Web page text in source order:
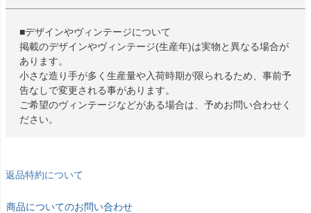
■デザインやヴィンテージについて
掲載のデザインやヴィンテージ(生産年)は実物と異なる場合が
あります。
小さな造り手が多く生産量や入荷時期が限られるため、事前予
告なしで変更される事があります。
ご希望のヴィンテージなどがある場合は、予めお問い合わせく
ださい。
返品特約について
商品についてのお問い合わせ